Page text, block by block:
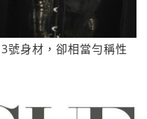
號身材，卻相當勻稱性